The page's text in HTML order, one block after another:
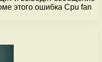
этого ошибка Cpu fan